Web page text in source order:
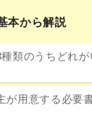
本から解説
種類のうちどれ
が用意する必要